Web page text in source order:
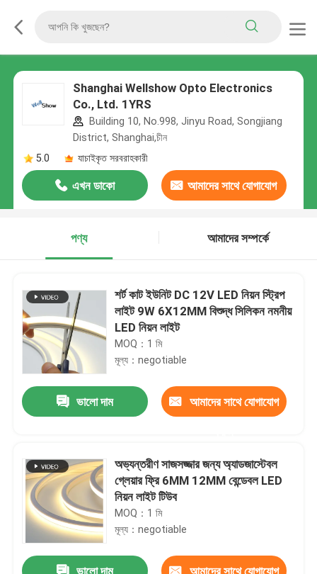
Shanghai Wellshow Opto Electronics
Co., Ltd. 1YRS
Building 10, No.998, Jinyu Road, Songjiang
District, Shanghai,চীন
5.0
যাচাইকৃত সরবরাহকারী
এখন ডাকো আমাদের সাথে যোগাযোগ
পণ্য
আমাদের সম্পর্কে
শর্ট কাট ইউনিট DC 12V LED নিয়ন স্ট্রিপ
লাইট 9W 6X12MM বিশুদ্ধ সিলিকন নমনীয়
LED নিয়ন লাইট
MOQ：1 মি
মূল্য：negotiable
ভালো দাম আমাদের সাথে যোগাযোগ
অভ্যন্তরীণ সাজসজ্জার জন্য অ্যাডজাস্টেবল
গ্লেয়ার ফ্রি 6MM 12MM বেন্ডেবল LED
নিয়ন লাইট টিউব
MOQ：1 মি
মূল্য：negotiable
ভালো দাম আমাদের সাথে যোগাযোগ